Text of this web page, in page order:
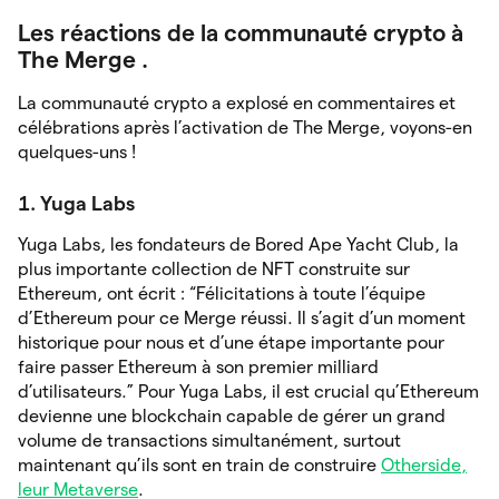
Les réactions de la communauté crypto à
The Merge .
La communauté crypto a explosé en commentaires et
célébrations après l’activation de The Merge, voyons-en
quelques-uns !
1. Yuga Labs
Yuga Labs, les fondateurs de Bored Ape Yacht Club, la
plus importante collection de NFT construite sur
Ethereum, ont écrit : “Félicitations à toute l’équipe
d’Ethereum pour ce Merge réussi. Il s’agit d’un moment
historique pour nous et d’une étape importante pour
faire passer Ethereum à son premier milliard
d’utilisateurs.” Pour Yuga Labs, il est crucial qu’Ethereum
devienne une blockchain capable de gérer un grand
volume de transactions simultanément, surtout
maintenant qu’ils sont en train de construire Otherside,
leur Metaverse.